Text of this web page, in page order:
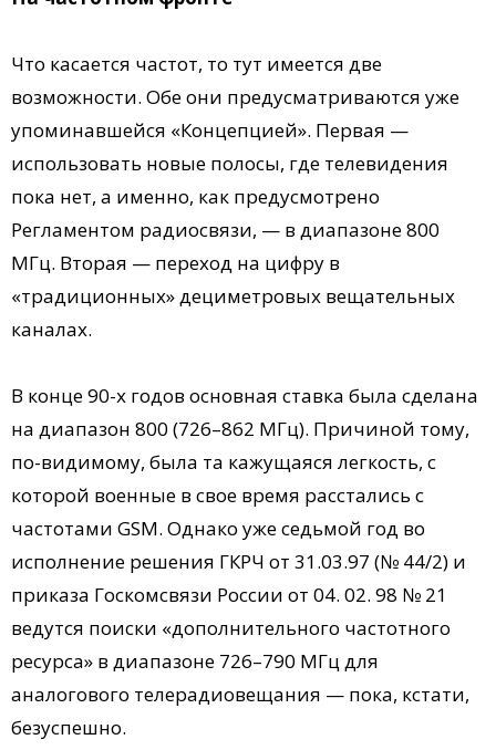
Что касается частот, то тут имеется две
возможности. Обе они предусматриваются уже
упоминавшейся «Концепцией». Первая —
использовать новые полосы, где телевидения
пока нет, а именно, как предусмотрено
Регламентом радиосвязи, — в диапазоне 800
МГц. Вторая — переход на цифру в
«традиционных» дециметровых вещательных
каналах.
В конце 90-х годов основная ставка была сделана
на диапазон 800 (726–862 МГц). Причиной тому,
по-видимому, была та кажущаяся легкость, с
которой военные в свое время расстались с
частотами GSM. Однако уже седьмой год во
исполнение решения ГКРЧ от 31.03.97 (№ 44/2) и
приказа Госкомсвязи России от 04. 02. 98 № 21
ведутся поиски «дополнительного частотного
ресурса» в диапазоне 726–790 МГц для
аналогового телерадиовещания — пока, кстати,
безуспешно.